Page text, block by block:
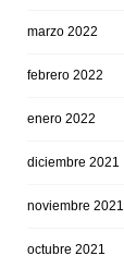
marzo 2022
febrero 2022
enero 2022
diciembre 2021
noviembre 2021
octubre 2021